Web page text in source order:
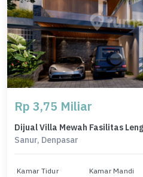
Rp 3,75 Miliar
Sanur, Denpasar
Kamar Tidur Kamar Mandi